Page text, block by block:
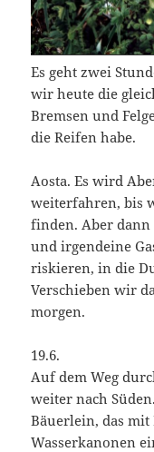
Es geht zwei
wir heute die
Bremsen und
die Reifen habe.
Aosta. Es wird
weiterfahren, bis
finden. Aber
und irgendeine
riskieren, in die
Verschieben wir
morgen.
19.6.
Auf dem Weg
weiter nach
Bäuerlein, das mit
Wasserkanonen